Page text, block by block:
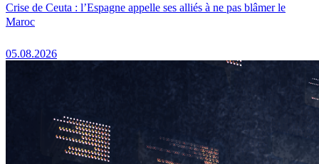
Crise de Ceuta : l’Espagne appelle ses alliés à ne pas blâmer le
Maroc
05.08.2026